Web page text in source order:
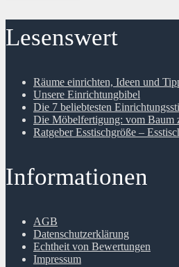
Lesenswert
Räume einrichten, Ideen und
Unsere Einrichtungbibel
Die 7 beliebtesten
Die Möbelfertigung: vom Baum
Ratgeber Esstischgröße –
Informationen
AGB
Datenschutzerklärung
Echtheit von Bewertungen
Impressum